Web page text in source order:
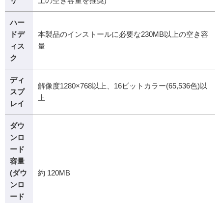
ハー
ドデ
ィス
ク
本製品のインストールに必要な230MB以上の空き容
量
ディ
スプ
レイ
解像度1280×768以上、16ビットカラー(65,536色)以
上
ダウ
ンロ
ード
容量
(ダウ
ンロ
ード
約 120MB